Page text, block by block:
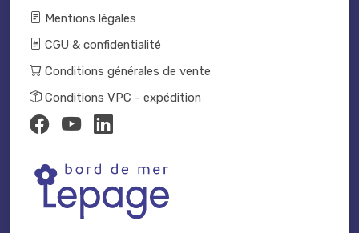
Mentions légales
CGU & confidentialité
Conditions générales de vente
Conditions VPC - expédition